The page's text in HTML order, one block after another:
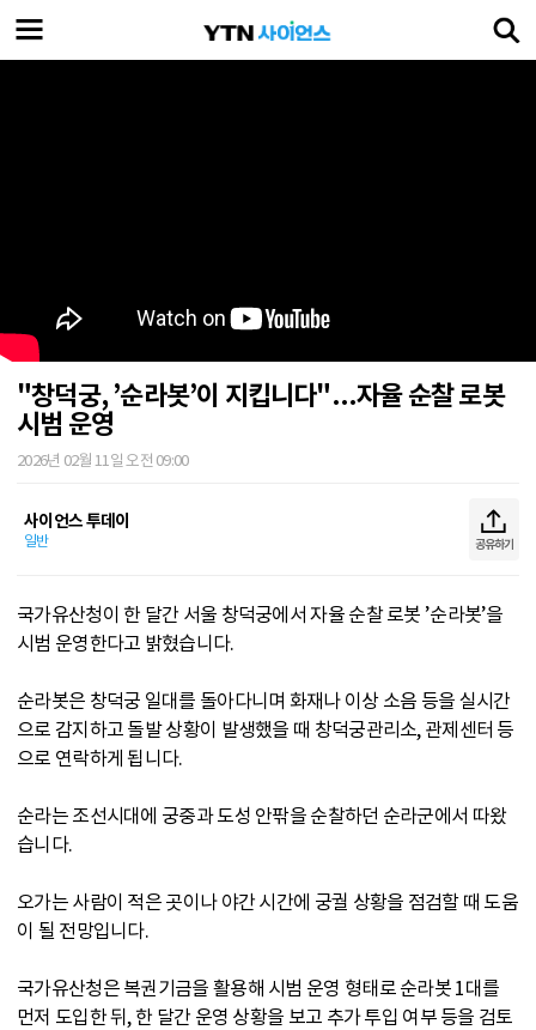
"창덕궁, ’순라봇’이 지킵니다"...자율 순찰 로봇
시범 운영
2026년 02월 11일 오전 09:00
사이언스 투데이
일반 공유하기
국가유산청이 한 달간 서울 창덕궁에서 자율 순찰 로봇 ’순라봇’을
시범 운영한다고 밝혔습니다.
순라봇은 창덕궁 일대를 돌아다니며 화재나 이상 소음 등을 실시간
으로 감지하고 돌발 상황이 발생했을 때 창덕궁관리소, 관제센터 등
으로 연락하게 됩니다.
순라는 조선시대에 궁중과 도성 안팎을 순찰하던 순라군에서 따왔
습니다.
오가는 사람이 적은 곳이나 야간 시간에 궁궐 상황을 점검할 때 도움
이 될 전망입니다.
국가유산청은 복권기금을 활용해 시범 운영 형태로 순라봇 1대를
먼저 도입한 뒤, 한 달간 운영 상황을 보고 추가 투입 여부 등을 검토